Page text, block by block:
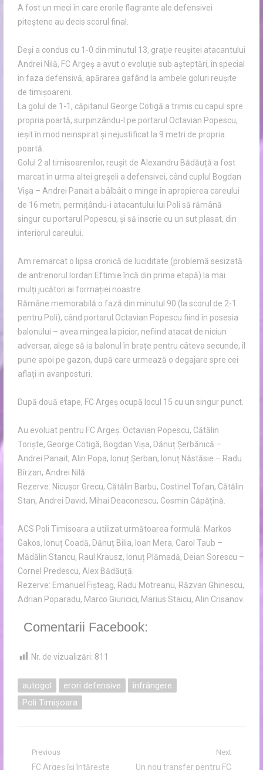
A fost un meci în care erorile flagrante ale defensivei
piteștene au decis scorul final.
Deși a condus cu 1-0 din minutul 13, grație reușitei atacantului
Andrei Nilă, FC Argeș a avut o evoluție sub așteptări, în special
în faza defensivă, apărarea gafând la ambele goluri reușite
de timișoareni.
La golul de 1-1, căpitanul George Cotigă a trimis cu capul spre
propria poartă, surpinzându-l pe portarul Octavian Popescu,
ieșit în mod neinspirat și nejustificat la 9 metri de propria
poartă.
Golul 2 al timisoarenilor, reușit de Alexandru Bădăuță a fost
marcat în urma altei greșeli a defensivei, când cuplul Bogdan
Vișa – Andrei Panait a bâlbâit o minge în apropierea careului
de 16 metri, permițându-i atacantului lui Poli să rămână
singur cu portarul Popescu, și să inscrie cu un sut plasat, din
interiorul careului.
Am remarcat o lipsa cronică de luciditate (problemă sesizată
de antrenorul Iordan Eftimie încă din prima etapă) la mai
mulți jucători ai formației noastre.
Rămâne memorabilă o fază din minutul 90 (la scorul de 2-1
pentru Poli), când portarul Octavian Popescu fiind în posesia
balonului – avea mingea la picior, nefiind atacat de niciun
adversar, alege să ia balonul în brațe pentru câteva secunde, îl
pune apoi pe gazon, după care urmează o degajare spre cei
aflați in avanposturi.
După două etape, FC Argeş ocupă locul 15 cu un singur punct.
Au evoluat pentru FC Argeș: Octavian Popescu, Cătălin
Toriște, George Cotigă, Bogdan Vișa, Dănuț Șerbănică –
Andrei Panait, Alin Popa, Ionuț Șerban, Ionuț Năstăsie – Radu
Bîrzan, Andrei Nilă.
Rezerve: Nicușor Grecu, Cătălin Barbu, Costinel Tofan, Cătălin
Stan, Andrei David, Mihai Deaconescu, Cosmin Căpățînă.
ACS Poli Timisoara a utilizat următoarea formulă: Markos
Gakos, Ionuț Coadă, Dănuț Bilia, Ioan Mera, Carol Taub –
Mădălin Stancu, Raul Krausz, Ionuț Plămadă, Deian Sorescu –
Cornel Predescu, Alex Bădăuță.
Rezerve: Emanuel Fișteag, Radu Motreanu, Răzvan Ghinescu,
Adrian Poparadu, Marco Giuricici, Marius Staicu, Alin Crisanov.
Comentarii Facebook:
Nr. de vizualizări: 811
autogol erori defensive
înfrângere
Poli Timișoara
Navigare
Previous
Previous
FC Argeș își întărește
Next
Next
Un nou transfer pentru FC